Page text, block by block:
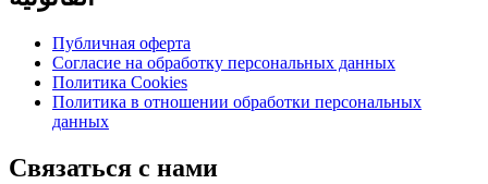
Публичная оферта
Согласие на обработку персональных данных
Политика Cookies
Политика в отношении обработки персональных
данных
Связаться с нами